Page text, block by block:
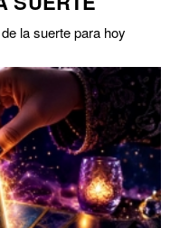
la suerte para hoy